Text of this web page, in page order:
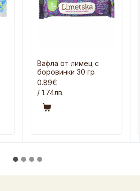
Вафла от лимец с
боровинки 30 гр
0.89€
/ 1.74лв.